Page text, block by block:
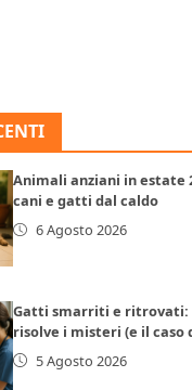
Animali anziani in estate
cani e gatti dal caldo
6 Agosto 2026
Gatti smarriti e ritrovati:
risolve i misteri (e il caso
5 Agosto 2026